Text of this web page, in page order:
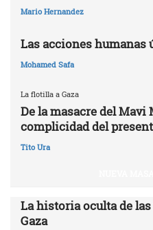
Mario Hernandez
Las acciones humanas
Mohamed Safa
La flotilla a Gaza
De la masacre del Mavi
complicidad del
Tito Ura
La historia oculta de
Gaza